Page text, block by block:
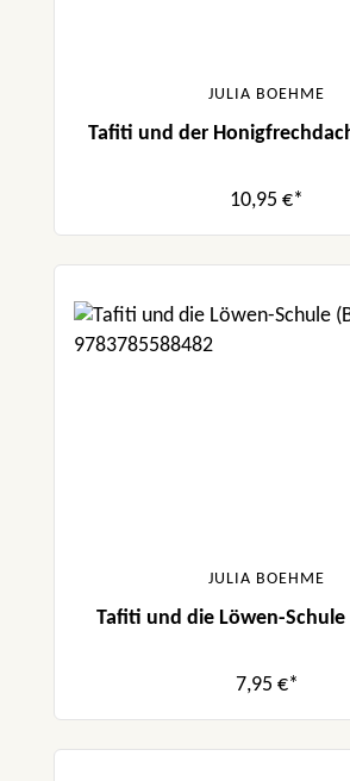
JULIA BOEHME
Tafiti und der
10,95 €*
JULIA BOEHME
Tafiti und die Löwen-Schule
7,95 €*